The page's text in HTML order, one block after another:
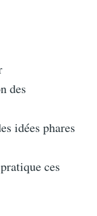
des
idées phares
ces